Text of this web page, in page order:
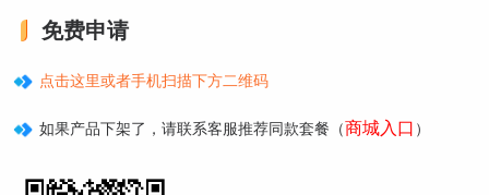
免费申请
点击这里或者手机扫描下方二维码
如果产品下架了，请联系客服推荐同款套餐（商城入口 ）